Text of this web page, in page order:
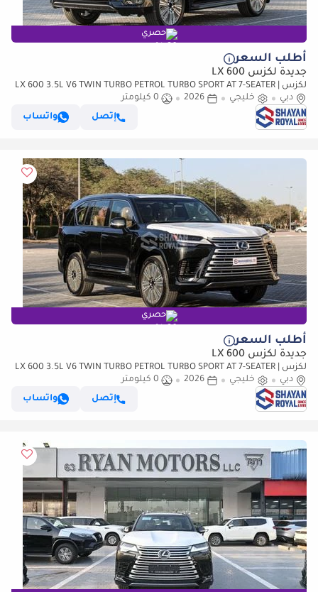
حصري
أطلب السعر
جديدة لكزس LX 600
لكزس LX 600 3.5L V6 TWIN TURBO PETROL TURBO SPORT AT 7-SEATER |
25-MARK LEVINSON 2026MY
دبي خليجي 2026
0 كيلومتر
إتصل
واتساب
حصري
أطلب السعر
جديدة لكزس LX 600
لكزس LX 600 3.5L V6 TWIN TURBO PETROL TURBO SPORT AT 7-SEATER |
25-MARK LEVINSON 2026MY
دبي خليجي 2026
0 كيلومتر
إتصل
واتساب